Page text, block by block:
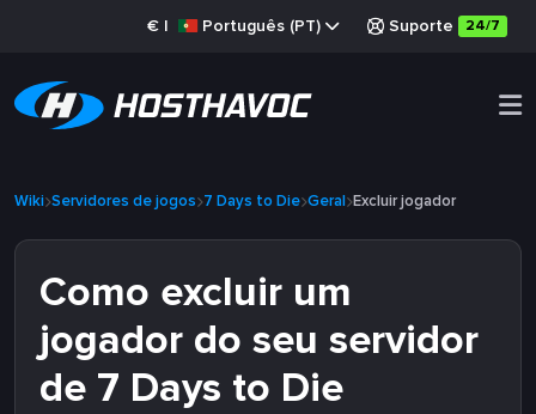
€ | Português (PT) Suporte 24/7
Wiki Servidores de jogos 7 Days to Die Geral Excluir jogador
Como excluir um
jogador do seu servidor
de 7 Days to Die